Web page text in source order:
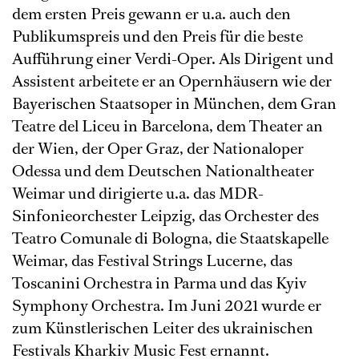
dem ersten Preis gewann er u.a. auch den
Publikumspreis und den Preis für die beste
Aufführung einer Verdi-Oper. Als Dirigent und
Assistent arbeitete er an Opernhäusern wie der
Bayerischen Staatsoper in München, dem Gran
Teatre del Liceu in Barcelona, dem Theater an
der Wien, der Oper Graz, der Nationaloper
Odessa und dem Deutschen Nationaltheater
Weimar und dirigierte u.a. das MDR-
Sinfonieorchester Leipzig, das Orchester des
Teatro Comunale di Bologna, die Staatskapelle
Weimar, das Festival Strings Lucerne, das
Toscanini Orchestra in Parma und das Kyiv
Symphony Orchestra. Im Juni 2021 wurde er
zum Künstlerischen Leiter des ukrainischen
Festivals Kharkiv Music Fest ernannt.